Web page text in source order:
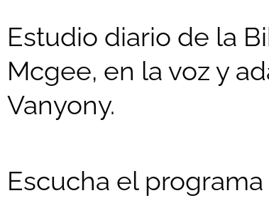
Estudio diario de la
Mcgee, en la voz y
Vanyony.
Escucha el